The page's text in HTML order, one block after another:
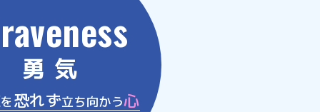
勇気
を恐れず立ち向かう心